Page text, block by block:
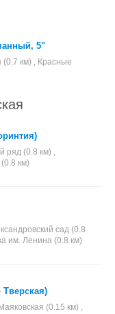
5"
(0.7 км) , Красные
ряд (0.8 км) ,
км)
сад (0.8
им. Ленина (0.8 км)
(0.15 км) ,